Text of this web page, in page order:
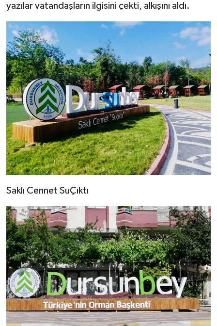
yazılar vatandaşların ilgisini çekti, alkışını aldı.
Saklı Cennet SuÇıktı